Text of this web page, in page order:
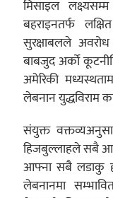
मिसाइल
बहराइनतर्फ
सुरक्षाबलले
बाबजुद अर्को
अमेरिकी
लेबनान युद्धविराम
संयुक्त
हिजबुल्लाहले सबै
आफ्ना सबै लडाकु
लेबनानमा